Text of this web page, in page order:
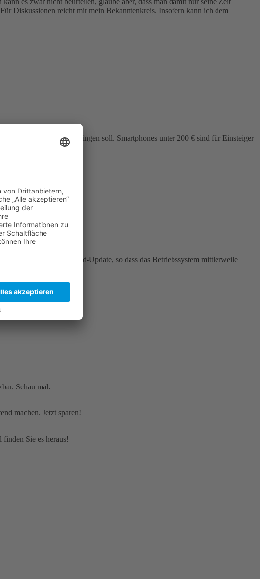
es zwar nicht beurteilen, glaube aber, dass man damit nur seine Zeit
Diskussionen reicht mir mein Bekanntenkreis. Insofern kann ich dem
das gewünschte Gerät bringen soll. Smartphones unter 200 € sind für Einsteiger
Hersteller behandelt.
die als günstige..
Co. bietet am meisten?
gab es nur ein Android-Update, so dass das Betriebssystem mittlerweile
Schau mal:
machen. Jetzt sparen!
finden Sie es heraus!